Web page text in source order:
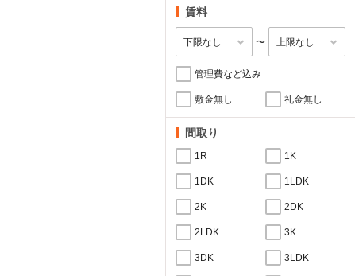
賃料
〜
管理費など込み
敷金無し 礼金無し
間取り
1R 1K
1DK 1LDK
2K 2DK
2LDK 3K
3DK 3LDK